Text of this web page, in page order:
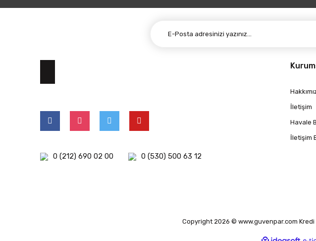
0 (212) 690 02 00 0 (530) 500 63 12
İletişim
Havale
İletişim
Copyright 2026 © www.guvenpar.com Kredi